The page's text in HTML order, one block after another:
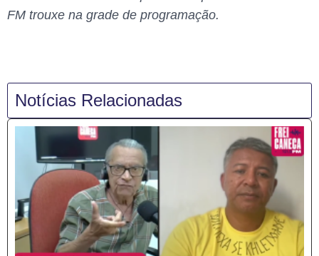
FM trouxe na grade de programação.
Notícias Relacionadas